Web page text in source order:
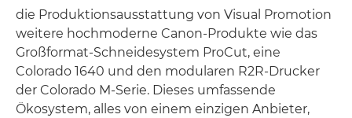
die Produktionsausstattung von Visual Promotion
weitere hochmoderne Canon-Produkte wie das
Großformat-Schneidesystem ProCut, eine
Colorado 1640 und den modularen R2R-Drucker
der Colorado M-Serie. Dieses umfassende
Ökosystem, alles von einem einzigen Anbieter,